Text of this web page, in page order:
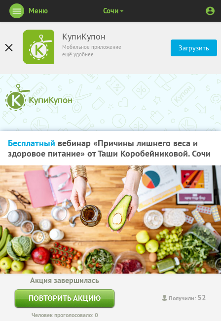
КупиКупон
Мобильное приложение
ещё удобнее
Загрузить
Меню Сочи
Бесплатный вебинар «Причины лишнего веса и
здоровое питание» от Таши Коробейниковой. Сочи
Получили: 52
Акция завершилась
ПОВТОРИТЬ АКЦИЮ
Человек проголосовало: 0